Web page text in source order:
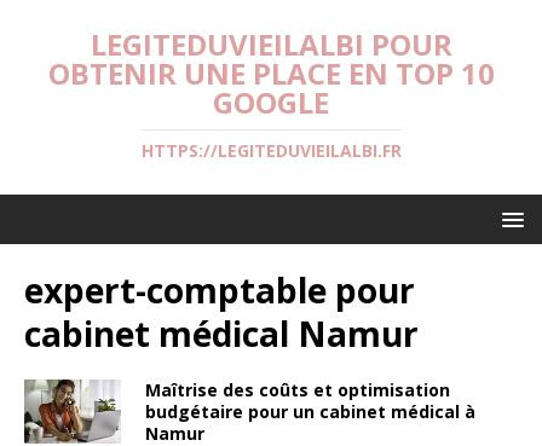
LEGITEDUVIEILALBI POUR
OBTENIR UNE PLACE EN TOP 10
GOOGLE
HTTPS://LEGITEDUVIEILALBI.FR
expert-comptable pour
cabinet médical Namur
Maîtrise des coûts et optimisation
budgétaire pour un cabinet médical à
Namur